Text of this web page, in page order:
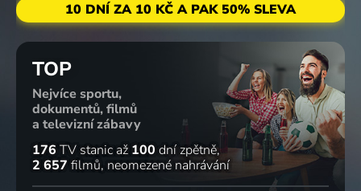
10 DNÍ ZA 10 KČ A PAK 50% SLEVA
TOP
Nejvíce sportu,
dokumentů, filmů
a televizní zábavy
176 TV stanic až 100 dní zpětně
2 657 filmů neomezené nahrávání